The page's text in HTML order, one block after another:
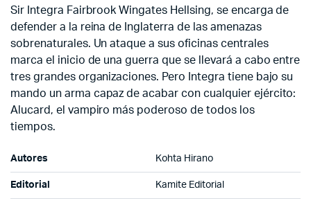
Sir Integra Fairbrook Wingates Hellsing, se encarga de
defender a la reina de Inglaterra de las amenazas
sobrenaturales. Un ataque a sus oficinas centrales
marca el inicio de una guerra que se llevará a cabo entre
tres grandes organizaciones. Pero Integra tiene bajo su
mando un arma capaz de acabar con cualquier ejército:
Alucard, el vampiro más poderoso de todos los
tiempos.
Autores Kohta Hirano
Editorial Kamite Editorial